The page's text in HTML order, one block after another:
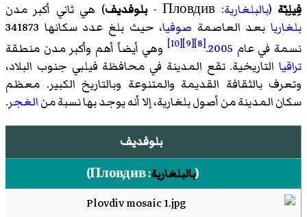
فِيلِبّة (بالبلغارية: Пловдив - بلوفديف) هي ثاني أكبر مدن
بلغاريا بعد العاصمة صوفيا
، حيث بلغ عدد سكانها 341873
نسمة في عام 2005
.
[8]
[9]
[10]
وهي أيضاً أهم وأكبر مدن منطقة
تراقيا التاريخية. تقع المدينة في محافظة فيلبي جنوب البلاد،
وتعرف بالثقافة القديمة والمتنوعة وبالتاريخ الكبير. معظم
سكان المدينة من أصول بلغارية، إلا أنه يوجد بها نسبة منالغجر.
بلوفديف
(بالبلغارية:
Пловдив
)‏